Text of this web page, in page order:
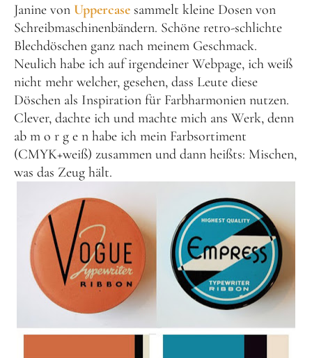
Janine von Uppercase sammelt kleine Dosen von
Schreibmaschinenbändern. Schöne retro-schlichte
Blechdöschen ganz nach meinem Geschmack.
Neulich habe ich auf irgendeiner Webpage, ich weiß
nicht mehr welcher, gesehen, dass Leute diese
Döschen als Inspiration für Farbharmonien nutzen.
Clever, dachte ich und machte mich ans Werk, denn
ab m o r g e n habe ich mein Farbsortiment
(CMYK+weiß) zusammen und dann heißts: Mischen,
was das Zeug hält.